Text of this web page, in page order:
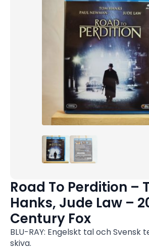
Road To Perdition –
Hanks, Jude Law –
Century Fox
BLU-RAY: Engelskt tal och Svensk
skiva.